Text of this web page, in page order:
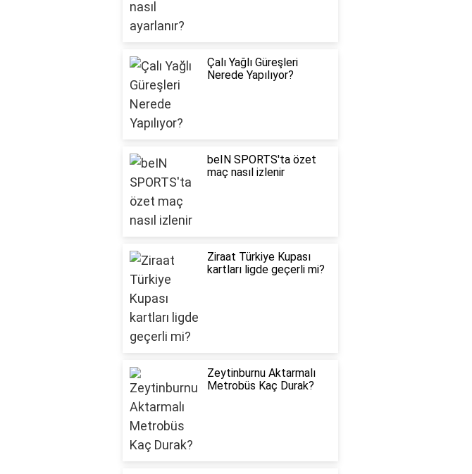
Çalı Yağlı Güreşleri
Nerede Yapılıyor?
beIN SPORTS'ta özet
maç nasıl izlenir
Ziraat Türkiye Kupası
kartları ligde geçerli mi?
Zeytinburnu Aktarmalı
Metrobüs Kaç Durak?